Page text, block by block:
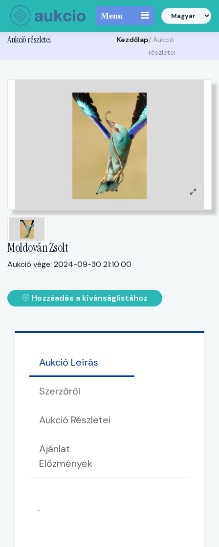
Menu
Aukció részletei Kezdőlap/ Aukció
részletei
Moldován Zsolt
Aukció vége: 2024-09-30 21:10:00
Hozzáadás a kívánságlistához
Aukció Leírás
Szerzőről
Aukció Részletei
Ajánlat
Előzmények
-